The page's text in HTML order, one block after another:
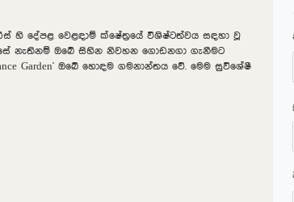
හි දේපළ වෙළඳාම් ක්ෂේත්‍රයේ විශිෂ්ටත්වය සඳහා වූ
නැතිනම් ඔබේ සිහින නිවහන ගොඩනගා ගැනීමට
Garden' ඔබේ හොඳම ගමනාන්තය වේ. මෙම සුවිශේෂී